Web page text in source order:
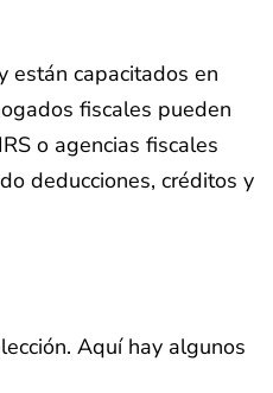
están capacitados en
fiscales pueden
o agencias fiscales
deducciones, créditos y
Aquí hay algunos